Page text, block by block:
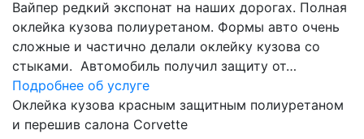
Вайпер редкий экспонат на наших дорогах. Полная
оклейка кузова полиуретаном. Формы авто очень
сложные и частично делали оклейку кузова со
стыками. Автомобиль получил защиту от…
Подробнее об услуге
Оклейка кузова красным защитным полиуретаном
и перешив салона Corvette